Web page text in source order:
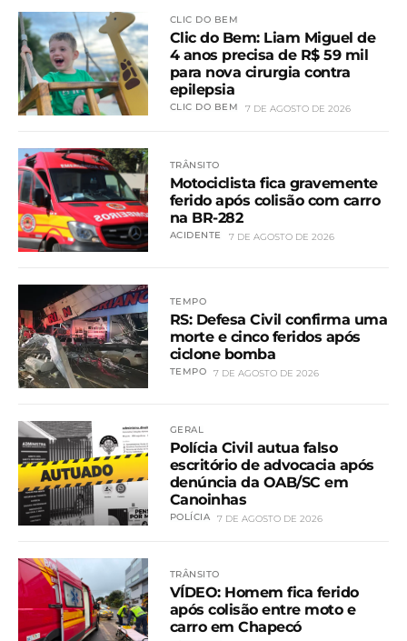
CLIC DO BEM
Clic do Bem: Liam Miguel de
4 anos precisa de R$ 59 mil
para nova cirurgia contra
epilepsia
CLIC DO BEM 7 DE AGOSTO DE 2026
TRÂNSITO
Motociclista fica gravemente
ferido após colisão com carro
na BR-282
ACIDENTE 7 DE AGOSTO DE 2026
TEMPO
RS: Defesa Civil confirma uma
morte e cinco feridos após
ciclone bomba
TEMPO 7 DE AGOSTO DE 2026
GERAL
Polícia Civil autua falso
escritório de advocacia após
denúncia da OAB/SC em
Canoinhas
POLÍCIA 7 DE AGOSTO DE 2026
TRÂNSITO
VÍDEO: Homem fica ferido
após colisão entre moto e
carro em Chapecó